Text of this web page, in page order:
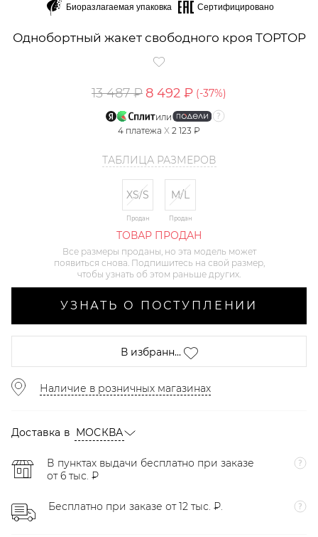
Биоразлагаемая упаковка Сертифицировано
Однобортный жакет свободного кроя TOPTOP
13 487 ₽ 8 492 ₽ (-37%)
или
4 платежа X 2 123 ₽
ТАБЛИЦА РАЗМЕРОВ
XS/S
Продан
M/L
Продан
ТОВАР ПРОДАН
Все размеры проданы, но эта модель может
появиться снова. Подпишитесь на свой размер,
чтобы узнать об этом раньше других.
УЗНАТЬ О ПОСТУПЛЕНИИ
В избранн...
Наличие в розничных магазинах
Доставка в МОСКВА
В пунктах выдачи бесплатно при заказе
от 6 тыс. ₽
Бесплатно при заказе от 12 тыс. ₽.